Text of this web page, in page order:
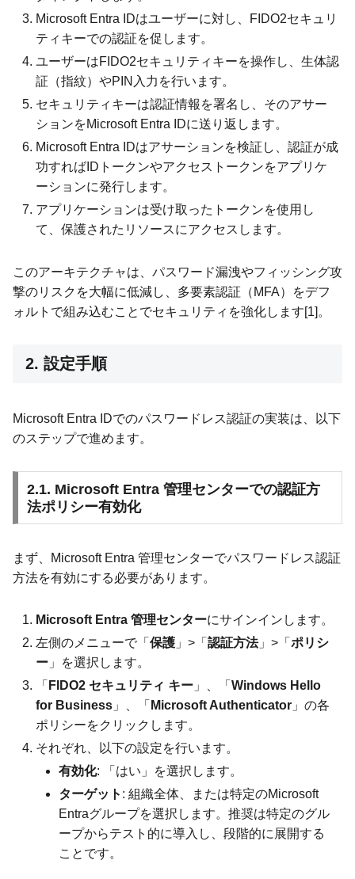
Microsoft Entra IDはユーザーに対し、FIDO2セキュリ
ティキーでの認証を促します。
ユーザーはFIDO2セキュリティキーを操作し、生体認
証（指紋）やPIN入力を行います。
セキュリティキーは認証情報を署名し、そのアサー
ションをMicrosoft Entra IDに送り返します。
Microsoft Entra IDはアサーションを検証し、認証が成
功すればIDトークンやアクセストークンをアプリケ
ーションに発行します。
アプリケーションは受け取ったトークンを使用し
て、保護されたリソースにアクセスします。
このアーキテクチャは、パスワード漏洩やフィッシング攻
撃のリスクを大幅に低減し、多要素認証（MFA）をデフ
ォルトで組み込むことでセキュリティを強化します[1]。
2. 設定手順
Microsoft Entra IDでのパスワードレス認証の実装は、以下
のステップで進めます。
2.1. Microsoft Entra 管理センターでの認証方
法ポリシー有効化
まず、Microsoft Entra 管理センターでパスワードレス認証
方法を有効にする必要があります。
Microsoft Entra 管理センターにサインインします。
左側のメニューで「保護 」>「認証方法」>「ポリシ
ー 」を選択します。
「 FIDO2 セキュリティ キー 」、「Windows Hello
for Business 」、「 Microsoft Authenticator 」の各
ポリシーをクリックします。
それぞれ、以下の設定を行います。
有効化: 「はい」を選択します。
ターゲット : 組織全体、または特定のMicrosoft
Entraグループを選択します。推奨は特定のグル
ープからテスト的に導入し、段階的に展開する
ことです。